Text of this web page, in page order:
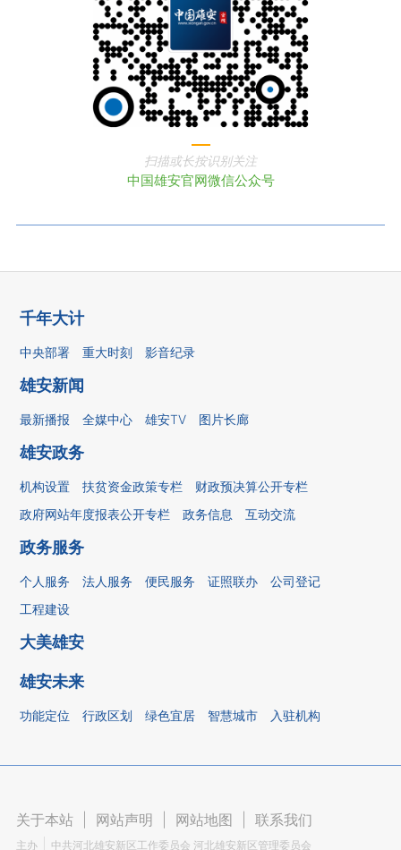
扫描或长按识别关注
中国雄安官网微信公众号
千年大计
中央部署 重大时刻 影音纪录
雄安新闻
最新播报 全媒中心 雄安TV 图片长廊
雄安政务
机构设置 扶贫资金政策专栏
财政预决算公开专栏
政府网站年度报表公开专栏
政务信息 互动交流
政务服务
个人服务 法人服务 便民服务 证照联办
公司登记
工程建设
大美雄安
雄安未来
功能定位 行政区划 绿色宜居 智慧城市 入驻机构
关于本站 网站声明 网站地图 联系我们
主办 中共河北雄安新区工作委员会 河北雄安新区管理委员会